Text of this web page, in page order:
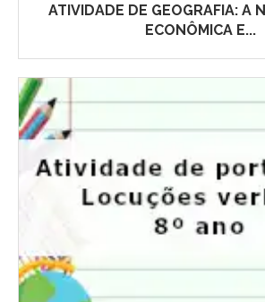
ATIVIDADE DE GEOGRAFIA: A
ECONÔMICA E...